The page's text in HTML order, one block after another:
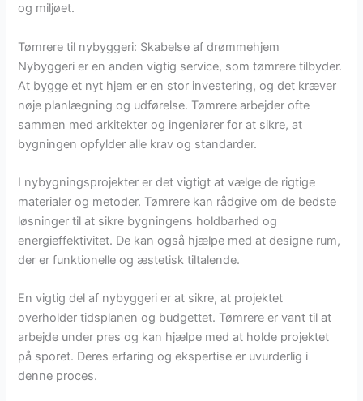
og miljøet.
Tømrere til nybyggeri: Skabelse af drømmehjem
Nybyggeri er en anden vigtig service, som tømrere tilbyder.
At bygge et nyt hjem er en stor investering, og det kræver
nøje planlægning og udførelse. Tømrere arbejder ofte
sammen med arkitekter og ingeniører for at sikre, at
bygningen opfylder alle krav og standarder.
I nybygningsprojekter er det vigtigt at vælge de rigtige
materialer og metoder. Tømrere kan rådgive om de bedste
løsninger til at sikre bygningens holdbarhed og
energieffektivitet. De kan også hjælpe med at designe rum,
der er funktionelle og æstetisk tiltalende.
En vigtig del af nybyggeri er at sikre, at projektet
overholder tidsplanen og budgettet. Tømrere er vant til at
arbejde under pres og kan hjælpe med at holde projektet
på sporet. Deres erfaring og ekspertise er uvurderlig i
denne proces.